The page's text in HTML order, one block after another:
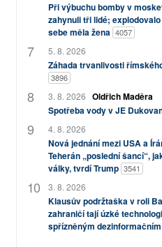
Při výbuchu bomby v
zahynuli tři lidé;
sebe měla žena 4057
5. 8. 2026
Záhada trvanlivosti
3896
3. 8. 2026 Oldřich Maděra
Spotřeba vody v JE
4. 8. 2026
Nová jednání mezi USA a
Teherán „poslední šancí“,
války, tvrdí Trump 3541
3. 8. 2026
Klausův podržtaška v roli
zahraničí tají úzké
spřízněným